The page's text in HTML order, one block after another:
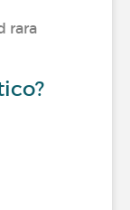
rara